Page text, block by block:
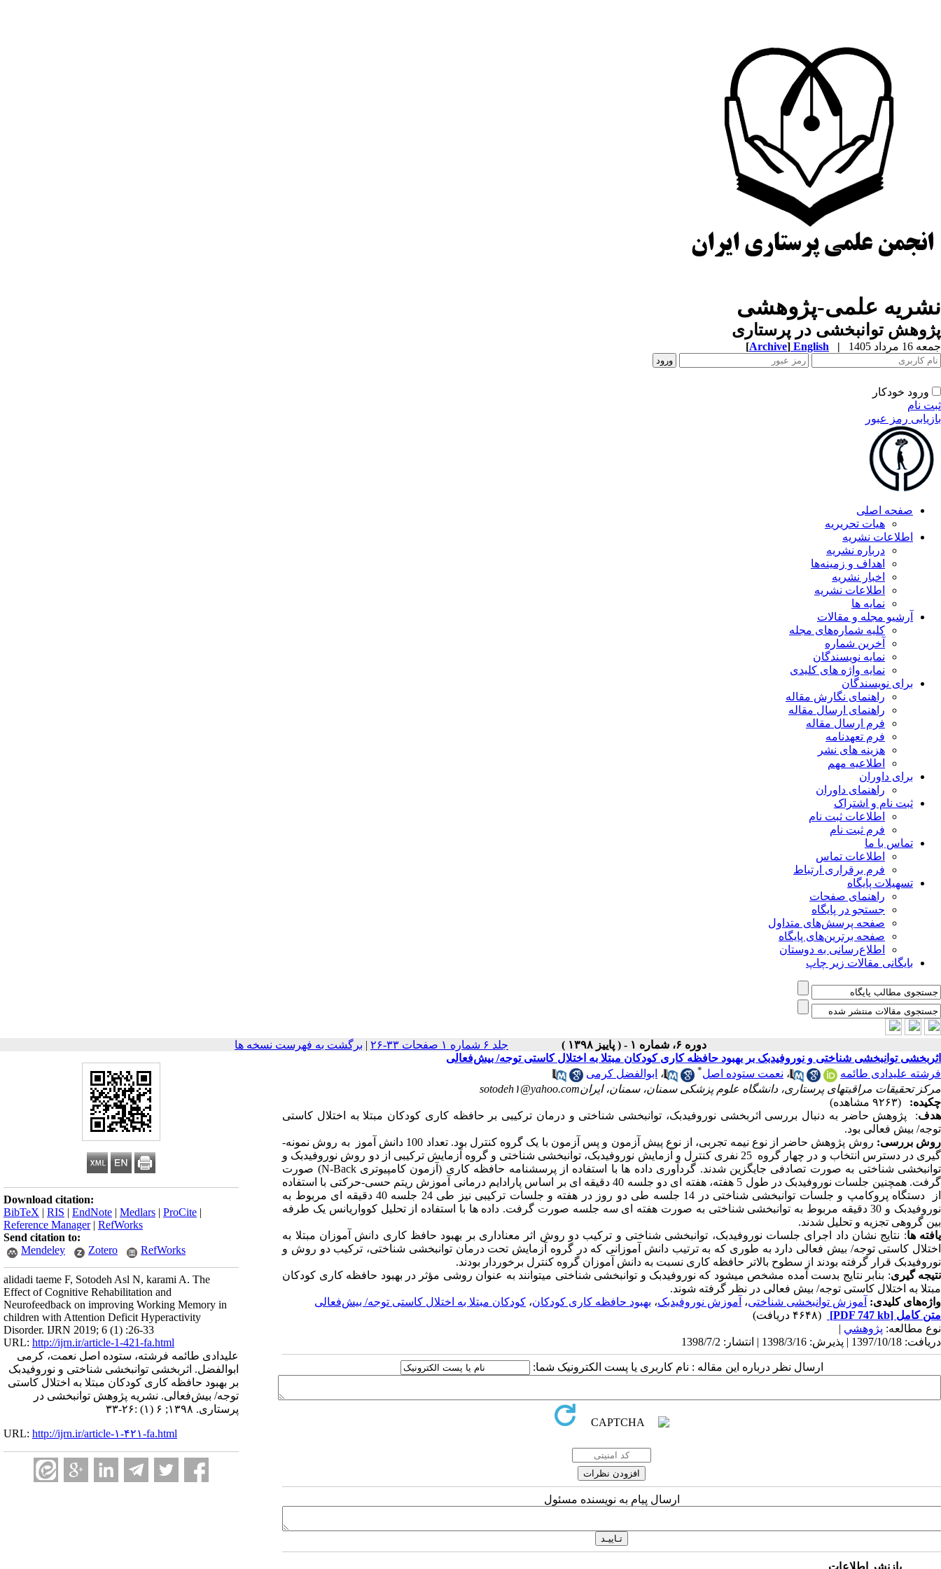
نشریه علمی-پژوهشی
پژوهش توانبخشی در پرستاری
جمعه 16 مرداد 1405 |
English
[Archive]
ورود خودکار
ثبت نام
بازیابی رمز عبور
صفحه اصلی
هیات تحریریه
اطلاعات نشریه
درباره نشریه
اهداف و زمینه‌ها
اخبار نشریه
اطلاعات نشریه
نمایه ها
آرشیو مجله و مقالات
کلیه شماره‌های مجله
آخرین شماره
نمایه نویسندگان
نمایه واژه های کلیدی
برای نویسندگان
راهنمای نگارش مقاله
راهنمای ارسال مقاله
فرم ارسال مقاله
فرم تعهدنامه
هزینه های نشر
اطلاعیه مهم
برای داوران
راهنمای داوران
ثبت نام و اشتراک
اطلاعات ثبت نام
فرم ثبت نام
تماس با ما
اطلاعات تماس
فرم برقراری ارتباط
تسهیلات پایگاه
راهنمای صفحات
جستجو در پایگاه
صفحه پرسش‌های متداول
صفحه برترین‌های پایگاه
اطلاع‌رسانی به دوستان
بایگانی مقالات زیر چاپ
دوره ۶، شماره ۱ - ( پاییز ۱۳۹۸ ) جلد ۶ شماره ۱ صفحات ۳۳-۲۶ | برگشت به فهرست نسخه ها
Download citation:
BibTeX | RIS | EndNote | Medlars | ProCite |
Reference Manager| RefWorks
Send citation to:
Mendeley
Zotero RefWorks
alidadi taeme F, Sotodeh Asl N, karami A. The
Effect of Cognitive Rehabilitation and
Neurofeedback on improving Working Memory in
children with Attention Deficit Hyperactivity
Disorder. IJRN 2019; 6 (1) :26-33
URL: http://ijrn.ir/article-1-421-fa.html
علیدادی طائمه فرشته، ستوده اصل نعمت، کرمی
ابوالفضل. اثربخشی توانبخشی شناختی و نوروفیدبک
بر بهبود حافظه کاری کودکان مبتلا به اختلال کاستی
توجه/ بیش‌فعالی. نشریه پژوهش توانبخشی در
پرستاری. ۱۳۹۸; ۶ (۱) :۲۶-۳۳
URL: http://ijrn.ir/article-۱-۴۲۱-fa.html
اثربخشی توانبخشی شناختی و نوروفیدبک بر بهبود حافظه کاری کودکان مبتلا به اختلال کاستی توجه/ بیش‌فعالی
فرشته علیدادی طائمه
، نعمت ستوده اصل* ، ابوالفضل کرمی
مرکز تحقیقات مراقبتهای پرستاری، دانشگاه علوم پزشکی سمنان، سمنان، ایرانsotodeh۱@yahoo.com
چکیده:
(۹۲۶۳ مشاهده)
هدف: پژوهش حاضر به دنبال بررسی اثربخشی نوروفیدبک، توانبخشی شناختی و درمان ترکیبی بر حافظه کاری کودکان مبتلا به اختلال کاستی
توجه/ بیش­ فعالی بود.
روش بررسی:
روش پژوهش حاضر از نوع نیمه تجربی، از نوع پیش ­آزمون و پس ­آزمون با یک گروه کنترل بود. تعداد 100 دانش آموز به روش نمونه­
گیری در دسترس انتخاب و در چهار گروه 25 نفری کنترل و آزمایش نوروفیدبک، توانبخشی شناختی و گروه آزمایش ترکیبی از دو روش نوروفیدبک و
توانبخشی شناختی به صورت تصادفی جایگزین شدند. گردآوری داده ­ها با استفاده از پرسشنامه حافظه کاری (آزمون کامپیوتریN-Back) صورت
گرفت. همچنین جلسات نوروفیدبک در طول 5 هفته، هفته ­ای دو جلسه 40 دقیقه­ ای بر اساس پارادایم درمانی آموزش ریتم حسی-حرکتی با استفاده
از دستگاه پروکامپ و جلسات توانبخشی شناختی در 14 جلسه طی دو روز در هفته و جلسات ترکیبی نیز طی 24 جلسه 40 دقیقه­ ای مربوط به
نوروفیدبک و 30 دقیقه مربوط به توانبخشی شناختی به صورت هفته­ ای سه جلسه صورت گرفت. داده ­ها با استفاده از تحلیل کوواریانس یک طرفه
بین گروهی تجزیه و تحلیل شدند.
یافته­ ها: نتایج نشان داد اجرای جلسات نوروفیدبک، توانبخشی شناختی و ترکیب دو روش اثر معناداری بر بهبود حافظ کاری دانش ­آموزان مبتلا به
اختلال کاستی توجه/ بیش ­فعالی دارد به طوری که به ترتیب دانش­ آموزانی که در گروه آزمایش تحت درمان توانبخشی شناختی، ترکیب دو روش و
نوروفیدبک قرار گرفته بودند از سطوح بالاتر حافظه کاری نسبت به دانش ­آموزان گروه کنترل برخوردار بودند.
نتیجه­ گیری: بنابر نتایج بدست آمده مشخص میشود که نوروفیدبک و توانبخشی شناختی میتوانند به عنوان روشی مؤثر در بهبود حافظه کاری کودکان
مبتلا به اختلال کاستی توجه/ بیش فعالی در نظر گرفته شوند.
واژه‌های کلیدی: آموزش توانبخشی شناختی، آموزش نوروفیدبک، بهبود حافظه کاری کودکان، کودکان مبتلا به اختلال کاستی توجه/ بیش‌فعالی
متن کامل [PDF 747 kb]
(۴۶۴۸ دریافت)
نوع مطالعه: پژوهشي |
دریافت: 1397/10/18 | پذیرش: 1398/3/16 | انتشار: 1398/7/2
ارسال نظر درباره این مقاله : نام کاربری یا پست الکترونیک شما:
ارسال پیام به نویسنده مسئول
بازنشر اطلاعات